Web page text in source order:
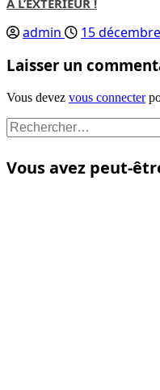
admin 15
Laisser un
Vous devez vous connecter
Rechercher :
Vous avez peut-